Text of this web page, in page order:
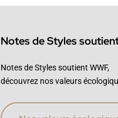
Notes de Styles
Notes de Styles soutient WWF,
découvrez nos valeurs